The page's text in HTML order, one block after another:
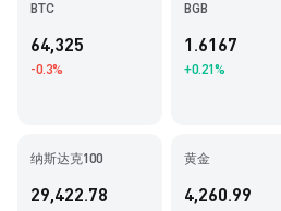
BTC
64,325
-0.3%
BGB
1.6167
+0.21%
纳斯达克100
29,422.78
黄金
4,260.99